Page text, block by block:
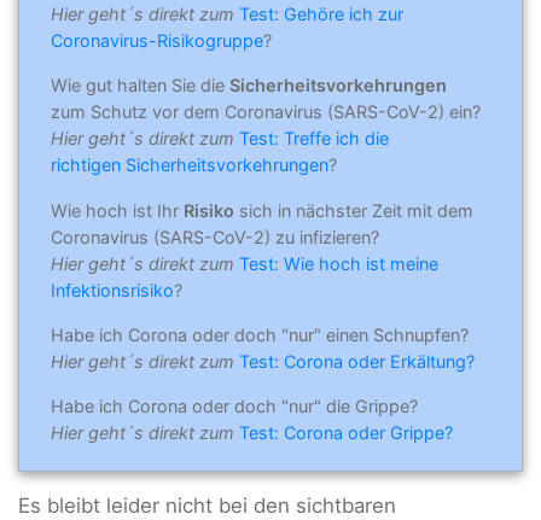
Hier geht´s direkt zum Test: Gehöre ich zur
Coronavirus-Risikogruppe?
Wie gut halten Sie die Sicherheitsvorkehrungen
zum Schutz vor dem Coronavirus (SARS-CoV-2) ein?
Hier geht´s direkt zum Test: Treffe ich die
richtigen Sicherheitsvorkehrungen?
Wie hoch ist Ihr Risiko sich in nächster Zeit mit dem
Coronavirus (SARS-CoV-2) zu infizieren?
Hier geht´s direkt zum Test: Wie hoch ist meine
Infektionsrisiko?
Habe ich Corona oder doch "nur" einen Schnupfen?
Hier geht´s direkt zum Test: Corona oder Erkältung?
Habe ich Corona oder doch "nur" die Grippe?
Hier geht´s direkt zum Test: Corona oder Grippe?
Es bleibt leider nicht bei den sichtbaren